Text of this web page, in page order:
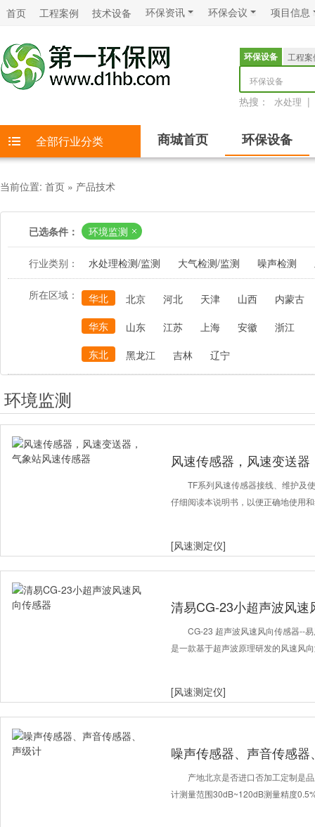
首页 工程案例 技术设备 环保资讯 环保会议 项目信息
环保设备
工程案
环保设备
热搜： 水处理 |
全部行业分类 商城首页 环保设备
当前位置: 首页 » 产品技术
已选条件： 环境监测
行业类别： 水处理检测/监测 大气检测/监测 噪声检测
所在区域： 华北 北京 河北 天津 山西
内蒙古
华东
山东 江苏 上海 安徽
浙江
东北
黑龙江 吉林 辽宁
环境监测
风速传感器，风速变送
TF系列风速传感器接线、维护及
仔细阅读本说明书，以便正确地使用
[风速测定仪]
清易CG-23小超声波风速
CG-23 超声波风速风向传感器--
是一款基于超声波原理研发的风速风
[风速测定仪]
噪声传感器、声音传感器
产地北京是否进口否加工定制是
计测量范围30dB~120dB测量精度